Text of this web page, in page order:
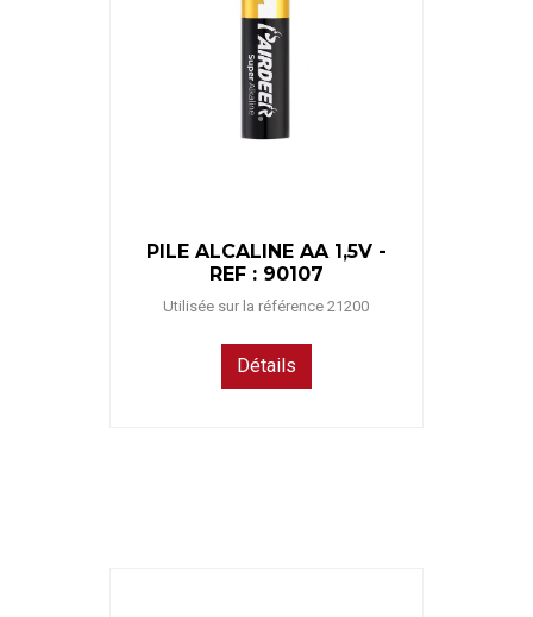
PILE ALCALINE AA 1,5V -
REF : 90107
Utilisée sur la référence 21200
Détails